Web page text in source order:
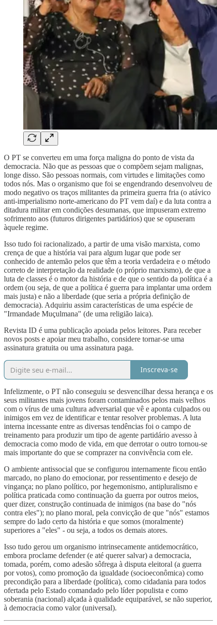
O PT se converteu em uma força maligna do ponto de vista da
democracia. Não que as pessoas que o compõem sejam malignas,
longe disso. São pessoas normais, com virtudes e limitações como
todos nós. Mas o organismo que foi se engendrando desenvolveu de
modo negativo os traços militantes da primeira guerra fria (o atávico
anti-imperialismo norte-americano do PT vem daí) e da luta contra a
ditadura militar em condições desumanas, que impuseram extremo
sofrimento aos (futuros dirigentes partidários) que se opuseram
àquele regime.
Isso tudo foi racionalizado, a partir de uma visão marxista, como
crença de que a história vai para algum lugar que pode ser
conhecido de antemão pelos que têm a teoria verdadeira e o método
correto de interpretação da realidade (o próprio marxismo), de que a
luta de classes é o motor da história e de que o sentido da política é a
ordem (ou seja, de que a política é guerra para implantar uma ordem
mais justa) e não a liberdade (que seria a própria definição de
democracia). Adquiriu assim características de uma espécie de
"Irmandade Muçulmana" (de uma religião laica).
Revista ID é uma publicação apoiada pelos leitores. Para receber
novos posts e apoiar meu trabalho, considere tornar-se uma
assinatura gratuita ou uma assinatura paga.
Inscreva-se
Infelizmente, o PT não conseguiu se desvencilhar dessa herança e os
seus militantes mais jovens foram contaminados pelos mais velhos
com o vírus de uma cultura adversarial que vê e aponta culpados ou
inimigos em vez de identificar e tentar resolver problemas. A luta
interna incessante entre as diversas tendências foi o campo de
treinamento para produzir um tipo de agente partidário avesso à
democracia como modo de vida, em que derrotar o outro tornou-se
mais importante do que se comprazer na convivência com ele.
O ambiente antissocial que se configurou internamente ficou então
marcado, no plano do emocionar, por ressentimento e desejo de
vingança; no plano político, por hegemonismo, antipluralismo e
política praticada como continuação da guerra por outros meios,
quer dizer, construção continuada de inimigos (na base do "nós
contra eles"); no plano moral, pela convicção de que "nós" estamos
sempre do lado certo da história e que somos (moralmente)
superiores a "eles" - ou seja, a todos os demais atores.
Isso tudo gerou um organismo intrinsecamente antidemocrático,
embora proclame defender (e até querer salvar) a democracia,
tomada, porém, como adesão sôfrega à disputa eleitoral (a guerra
por votos), como promoção da igualdade (socioeconômica) como
precondição para a liberdade (política), como cidadania para todos
ofertada pelo Estado comandado pelo líder populista e como
soberania (nacional) alçada à qualidade equiparável, se não superior,
à democracia como valor (universal).